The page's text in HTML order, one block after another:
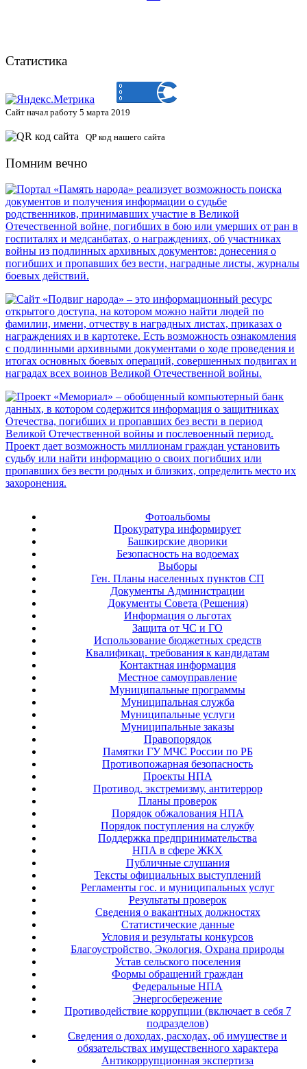
Статистика
Сайт начал работу 5 марта 2019
QP код нашего сайта
Помним вечно
Фотоальбомы
Прокуратура информирует
Башкирские дворики
Безопасность на водоемах
Выборы
Ген. Планы населенных пунктов СП
Документы Администрации
Документы Совета (Решения)
Информация о льготах
Защита от ЧС и ГО
Использование бюджетных средств
Квалификац. требования к кандидатам
Контактная информация
Местное самоуправление
Муниципальные программы
Муниципальная служба
Муниципальные услуги
Муниципальные заказы
Правопорядок
Памятки ГУ МЧС России по РБ
Противопожарная безопасность
Проекты НПА
Противод. экстремизму, антитеррор
Планы проверок
Порядок обжалования НПА
Порядок поступления на службу
Поддержка предпринимательства
НПА в сфере ЖКХ
Публичные слушания
Тексты официальных выступлений
Регламенты гос. и муниципальных услуг
Результаты проверок
Сведения о вакантных должностях
Статистические данные
Условия и результаты конкурсов
Благоустройство, Экология, Охрана природы
Устав сельского поселения
Формы обращений граждан
Федеральные НПА
Энергосбережение
Противодействие коррупции (включает в себя 7
подразделов)
Сведения о доходах, расходах, об имуществе и
обязательствах имущественного характера
Антикоррупционная экспертиза